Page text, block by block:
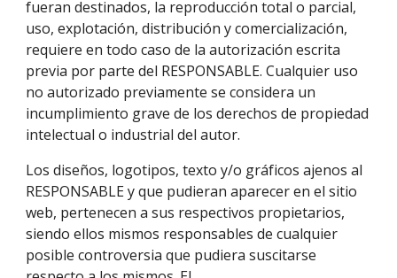
fueran destinados, la reproducción total o parcial,
uso, explotación, distribución y comercialización,
requiere en todo caso de la autorización escrita
previa por parte del RESPONSABLE. Cualquier uso
no autorizado previamente se considera un
incumplimiento grave de los derechos de propiedad
intelectual o industrial del autor.
Los diseños, logotipos, texto y/o gráficos ajenos al
RESPONSABLE y que pudieran aparecer en el sitio
web, pertenecen a sus respectivos propietarios,
siendo ellos mismos responsables de cualquier
posible controversia que pudiera suscitarse